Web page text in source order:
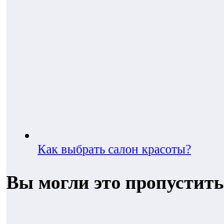
Как выбрать салон красоты?
Вы могли это пропустить